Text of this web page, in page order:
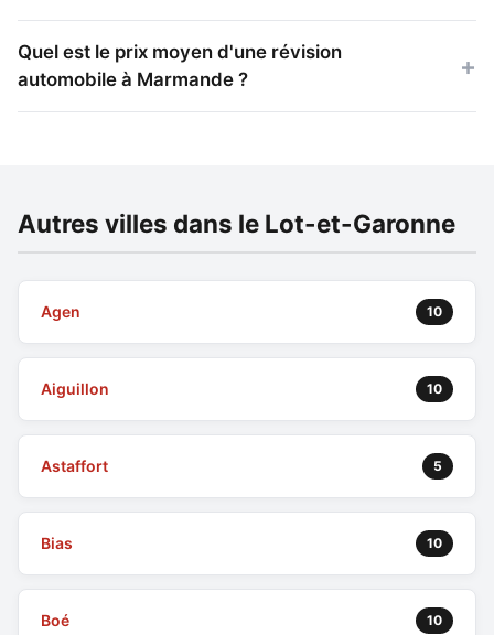
Quel est le prix moyen d'une révision
automobile à Marmande ?
Autres villes dans le Lot-et-Garonne
Agen 10
Aiguillon 10
Astaffort 5
Bias 10
Boé 10